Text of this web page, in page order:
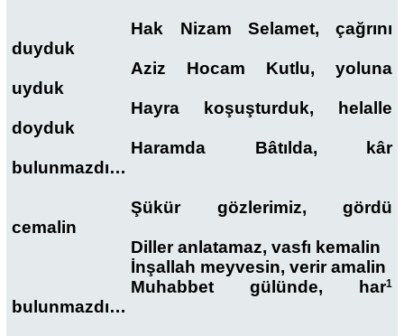
Hak Nizam Selamet, çağrını
duyduk
Aziz Hocam Kutlu, yoluna
uyduk
Hayra koşuşturduk, helalle
doyduk
Haramda Bâtılda, kâr
bulunmazdı…
Şükür gözlerimiz, gördü
cemalin
Diller anlatamaz, vasfı kemalin
İnşallah meyvesin, verir amalin
Muhabbet gülünde, har1
bulunmazdı…